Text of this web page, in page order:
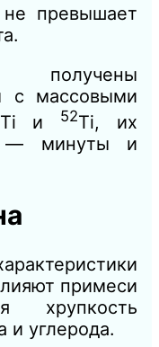
превышает
с массовыми
Ti и 52Ti, их
— минуты и
примеси
хрупкость
и углерода.